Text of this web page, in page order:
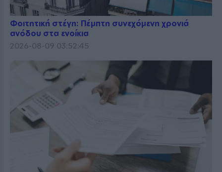
Φοιτητική στέγη: Πέμπτη συνεχόμενη χρονιά
ανόδου στα ενοίκια
2026-08-09 03:52:45